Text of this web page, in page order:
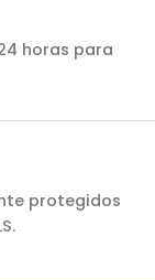
horas para
protegidos